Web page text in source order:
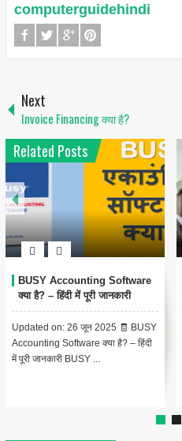
computerguidehindi
Next
Invoice Financing क्या है?
Related Posts
Xero Accounting Software
क्या है?
ज़ीरो अकाउंटिंग सॉफ्टवेयर क्या है? [What
is Xero Accounting Software? In
Hindi]ज़ीरो एक क्लाउड-आधार...